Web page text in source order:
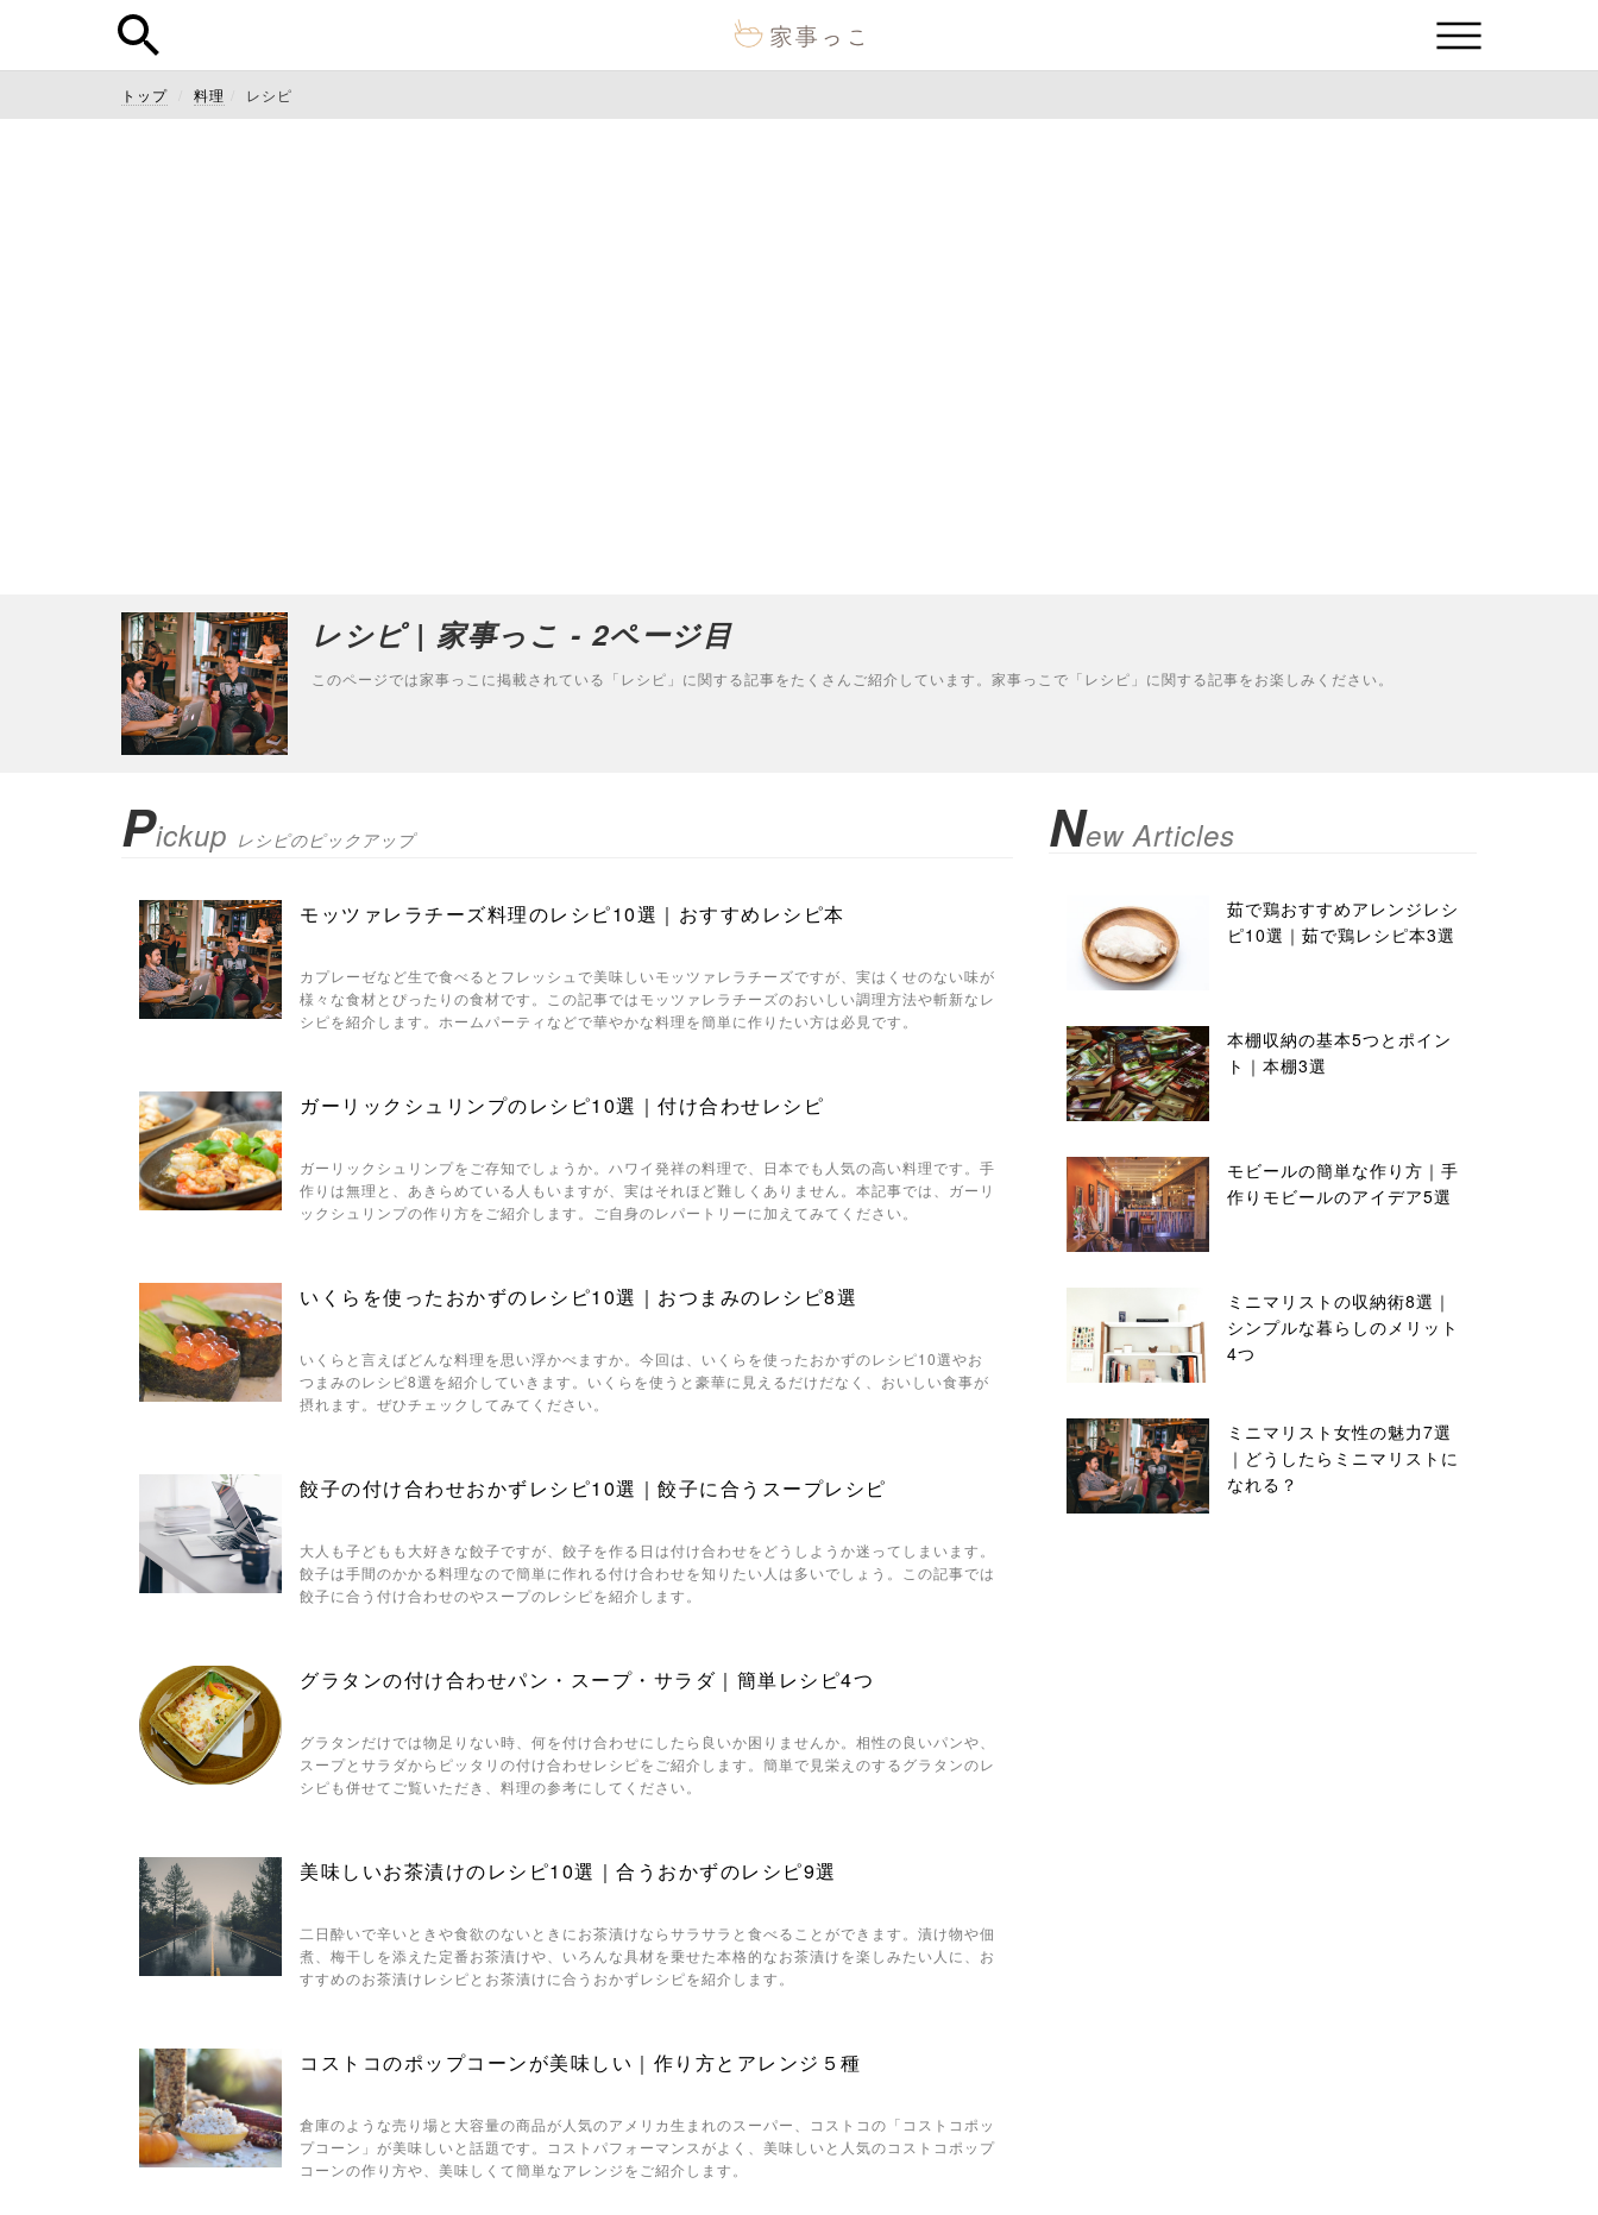
トップ 料理 レシピ
レシピ | 家事っこ - 2ページ目
このページでは家事っこに掲載されている「レシピ」に関する記事をたくさんご紹介しています。家事っこで「レシピ」に関する記事をお楽しみください。
Pickup レシピのピックアップ
モッツァレラチーズ料理のレシピ10選｜おすすめレシピ本
カプレーゼなど生で食べるとフレッシュで美味しいモッツァレラチーズですが、実はくせのない味が
様々な食材とぴったりの食材です。この記事ではモッツァレラチーズのおいしい調理方法や斬新なレ
シピを紹介します。ホームパーティなどで華やかな料理を簡単に作りたい方は必見です。
ガーリックシュリンプのレシピ10選｜付け合わせレシピ
ガーリックシュリンプをご存知でしょうか。ハワイ発祥の料理で、日本でも人気の高い料理です。手
作りは無理と、あきらめている人もいますが、実はそれほど難しくありません。本記事では、ガーリ
ックシュリンプの作り方をご紹介します。ご自身のレパートリーに加えてみてください。
いくらを使ったおかずのレシピ10選｜おつまみのレシピ8選
いくらと言えばどんな料理を思い浮かべますか。今回は、いくらを使ったおかずのレシピ10選やお
つまみのレシピ8選を紹介していきます。いくらを使うと豪華に見えるだけだなく、おいしい食事が
摂れます。ぜひチェックしてみてください。
餃子の付け合わせおかずレシピ10選｜餃子に合うスープレシピ
大人も子どもも大好きな餃子ですが、餃子を作る日は付け合わせをどうしようか迷ってしまいます。
餃子は手間のかかる料理なので簡単に作れる付け合わせを知りたい人は多いでしょう。この記事では
餃子に合う付け合わせのやスープのレシピを紹介します。
グラタンの付け合わせパン・スープ・サラダ｜簡単レシピ4つ
グラタンだけでは物足りない時、何を付け合わせにしたら良いか困りませんか。相性の良いパンや、
スープとサラダからピッタリの付け合わせレシピをご紹介します。簡単で見栄えのするグラタンのレ
シピも併せてご覧いただき、料理の参考にしてください。
美味しいお茶漬けのレシピ10選｜合うおかずのレシピ9選
二日酔いで辛いときや食欲のないときにお茶漬けならサラサラと食べることができます。漬け物や佃
煮、梅干しを添えた定番お茶漬けや、いろんな具材を乗せた本格的なお茶漬けを楽しみたい人に、お
すすめのお茶漬けレシピとお茶漬けに合うおかずレシピを紹介します。
コストコのポップコーンが美味しい｜作り方とアレンジ５種
倉庫のような売り場と大容量の商品が人気のアメリカ生まれのスーパー、コストコの「コストコポッ
プコーン」が美味しいと話題です。コストパフォーマンスがよく、美味しいと人気のコストコポップ
コーンの作り方や、美味しくて簡単なアレンジをご紹介します。
New Articles
茹で鶏おすすめアレンジレシ
ピ10選｜茹で鶏レシピ本3選
本棚収納の基本5つとポイン
ト｜本棚3選
モビールの簡単な作り方｜手
作りモビールのアイデア5選
ミニマリストの収納術8選｜
シンプルな暮らしのメリット
4つ
ミニマリスト女性の魅力7選
｜どうしたらミニマリストに
なれる？